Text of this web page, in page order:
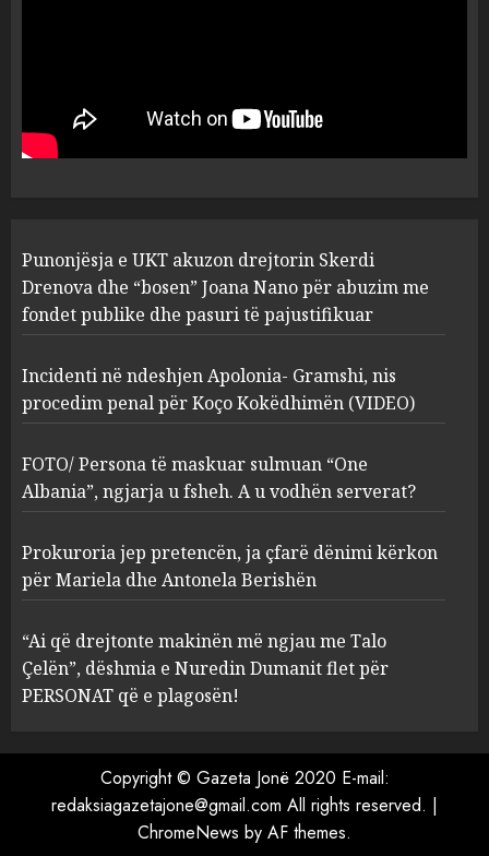
1
“bosen” Joana Nano për
abuzim me fondet publike dhe
pasuri të pajustifikuar
2
Apolonia- Gramshi, nis
procedim penal për Koço
Kokëdhimën (VIDEO)
MARCH 27, 2025
3
FOTO/ Persona të maskuar
sulmuan “One Albania”,
ngjarja u fsheh. A u vodhën
serverat?
MARCH 25, 2025
4
Prokuroria jep pretencën, ja
çfarë dënimi kërkon për
Berishën
MARCH 25, 2025
ngjau me Talo Çelën”,
dëshmia e Nuredin Dumanit
flet për PERSONAT që e
plagosën!
Punonjësja e UKT akuzon drejtorin Skerdi
Drenova dhe “bosen” Joana Nano për abuzim me
fondet publike dhe pasuri të pajustifikuar
Incidenti në ndeshjen Apolonia- Gramshi, nis
procedim penal për Koço Kokëdhimën (VIDEO)
FOTO/ Persona të maskuar sulmuan “One
Albania”, ngjarja u fsheh. A u vodhën serverat?
Prokuroria jep pretencën, ja çfarë dënimi kërkon
për Mariela dhe Antonela Berishën
“Ai që drejtonte makinën më ngjau me Talo
Çelën”, dëshmia e Nuredin Dumanit flet për
PERSONAT që e plagosën!
Copyright © Gazeta Jonë 2020 E-mail:
redaksiagazetajone@gmail.com All rights reserved. |
ChromeNews by AF themes.